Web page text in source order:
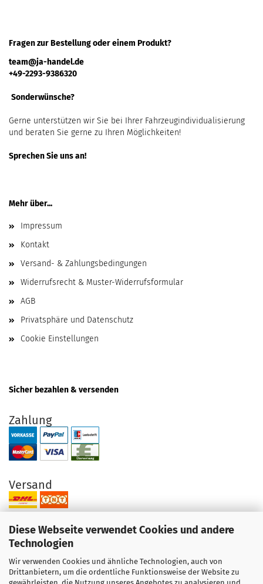
Diese Webseite verwendet Cookies und andere
Technologien
Wir verwenden Cookies und ähnliche Technologien, auch von
Drittanbietern, um die ordentliche Funktionsweise der Website zu
gewährleisten, die Nutzung unseres Angebotes zu analysieren und
Fragen zur Bestellung oder einem Produkt?
team@ja-handel.de
+49-2293-9386320
Sonderwünsche?
Gerne unterstützen wir Sie bei Ihrer Fahrzeugindividualisierung
und beraten Sie gerne zu Ihren Möglichkeiten!
Sprechen Sie uns an!
Mehr über...
Impressum
Kontakt
Versand- & Zahlungsbedingungen
Widerrufsrecht & Muster-Widerrufsformular
AGB
Privatsphäre und Datenschutz
Cookie Einstellungen
Sicher bezahlen & versenden
Zahlung
Versand
Ihre Vorteile bei uns